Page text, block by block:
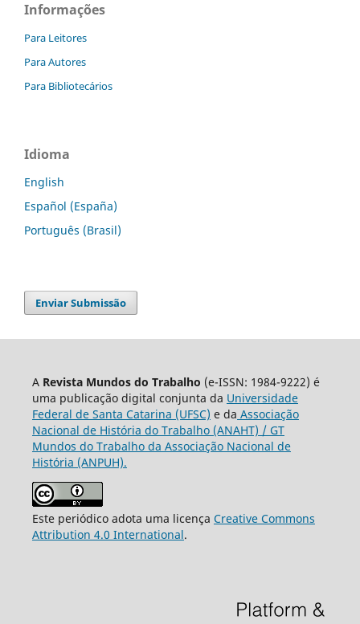
Informações
Para Leitores
Para Autores
Para Bibliotecários
Idioma
English
Español (España)
Português (Brasil)
Enviar Submissão
A Revista Mundos do Trabalho (e-ISSN: 1984-9222) é
uma publicação digital conjunta da Universidade
Federal de Santa Catarina (UFSC) e da Associação
Nacional de História do Trabalho (ANAHT) / GT
Mundos do Trabalho da Associação Nacional de
História (ANPUH).
Este periódico adota uma licença Creative Commons
Attribution 4.0 International.